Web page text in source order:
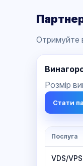
Отримуйте
Розмір
Стати
Послуга
VDS/VPS